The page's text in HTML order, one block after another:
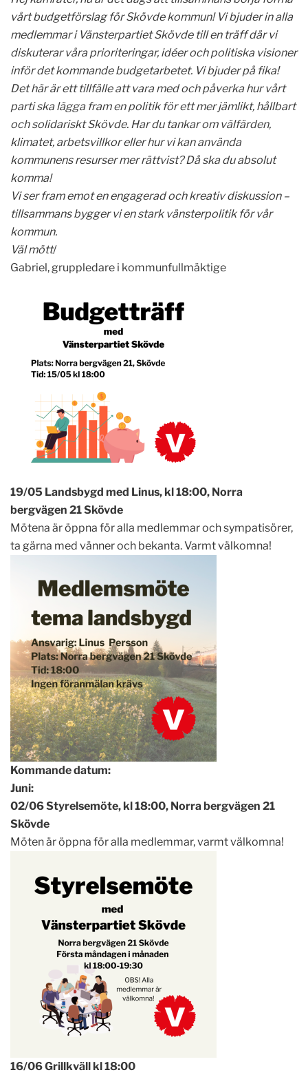
vårt budgetförslag för Skövde kommun! Vi bjuder in alla
medlemmar i Vänsterpartiet Skövde till en träff där vi
diskuterar våra prioriteringar, idéer och politiska visioner
inför det kommande budgetarbetet. Vi bjuder på fika!
Det här är ett tillfälle att vara med och påverka hur vårt
parti ska lägga fram en politik för ett mer jämlikt, hållbart
och solidariskt Skövde. Har du tankar om välfärden,
klimatet, arbetsvillkor eller hur vi kan använda
kommunens resurser mer rättvist? Då ska du absolut
komma!
Vi ser fram emot en engagerad och kreativ diskussion –
tillsammans bygger vi en stark vänsterpolitik för vår
kommun.
Väl mött/
Gabriel, gruppledare i kommunfullmäktige
19/05 Landsbygd med Linus, kl 18:00, Norra
bergvägen 21 Skövde
Mötena är öppna för alla medlemmar och sympatisörer,
ta gärna med vänner och bekanta. Varmt välkomna!
Kommande datum:
Juni:
02/06 Styrelsemöte, kl 18:00, Norra bergvägen 21
Skövde
Möten är öppna för alla medlemmar, varmt välkomna!
16/06 Grillkväll kl 18:00